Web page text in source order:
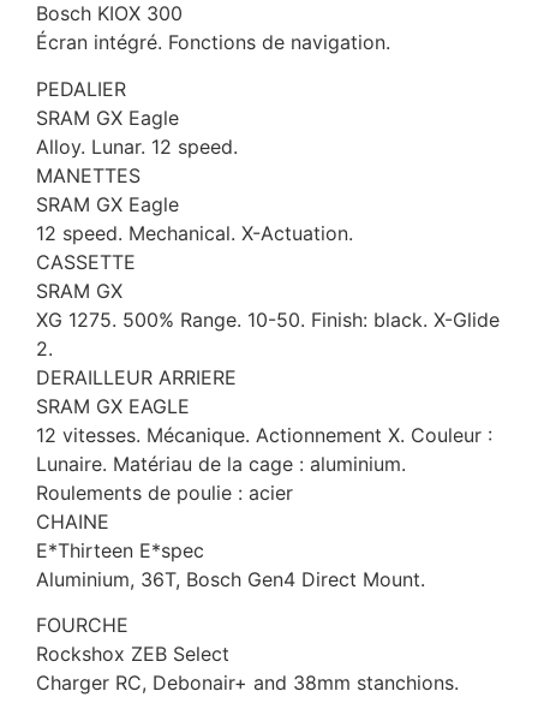
Bosch KIOX 300
Écran intégré. Fonctions de navigation.
PEDALIER
SRAM GX Eagle
Alloy. Lunar. 12 speed.
MANETTES
SRAM GX Eagle
12 speed. Mechanical. X-Actuation.
CASSETTE
SRAM GX
XG 1275. 500% Range. 10-50. Finish: black. X-Glide
2.
DERAILLEUR ARRIERE
SRAM GX EAGLE
12 vitesses. Mécanique. Actionnement X. Couleur :
Lunaire. Matériau de la cage : aluminium.
Roulements de poulie : acier
CHAINE
E*Thirteen E*spec
Aluminium, 36T, Bosch Gen4 Direct Mount.
FOURCHE
Rockshox ZEB Select
Charger RC, Debonair+ and 38mm stanchions.